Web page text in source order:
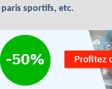
sportifs, etc.